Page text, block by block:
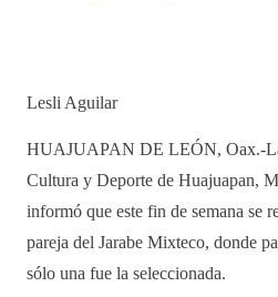
Lesli Aguilar
HUAJUAPAN DE LEÓN, Oax.-
Cultura y Deporte de Huajuapan,
informó que este fin de semana se
pareja del Jarabe Mixteco, donde
sólo una fue la seleccionada.